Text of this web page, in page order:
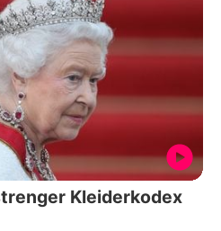
Kleiderkodex